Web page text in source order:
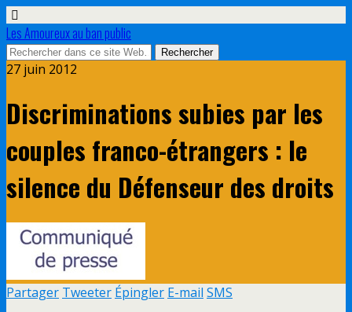
Les Amoureux au ban public
27 juin 2012
Discriminations subies par les
couples franco-étrangers : le
silence du Défenseur des droits
Partager Tweeter Épingler E-mail SMS